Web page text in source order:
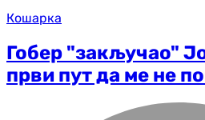
Кошарка
Гобер "закључао"
први пут да ме не